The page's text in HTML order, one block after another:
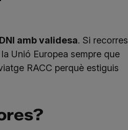
DNI amb validesa. Si recorres
Unió Europea sempre que
RACC perquè estiguis